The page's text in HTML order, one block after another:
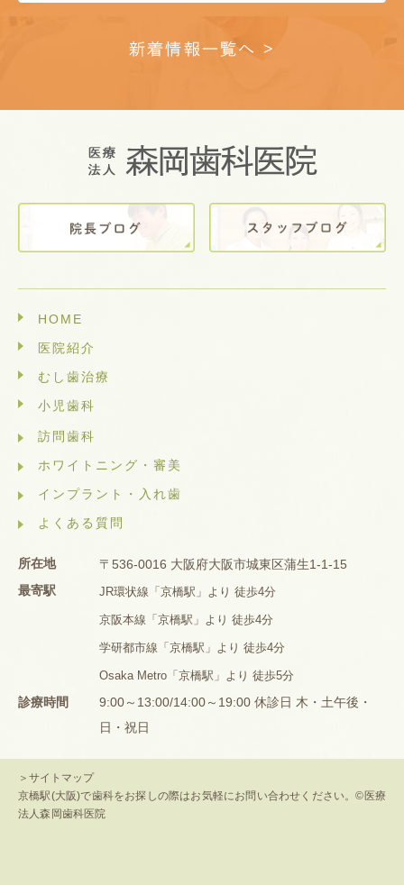
新着情報一覧へ >
HOME
医院紹介
むし歯治療
小児歯科
訪問歯科
ホワイトニング・審美
インプラント・入れ歯
よくある質問
所在地
〒536-0016 大阪府大阪市城東区蒲生1-1-15
最寄駅
JR環状線「京橋駅」より 徒歩4分
京阪本線「京橋駅」より 徒歩4分
学研都市線「京橋駅」より 徒歩4分
Osaka Metro「京橋駅」より 徒歩5分
診療時間
9:00～13:00/14:00～19:00 休診日 木・土午後・
日・祝日
＞サイトマップ
京橋駅(大阪)で歯科をお探しの際はお気軽にお問い合わせください。©医療
法人森岡歯科医院